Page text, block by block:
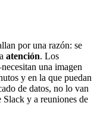
por una razón: se
atención. Los
una imagen
y en la que puedan
de datos, no lo van
y a reuniones de